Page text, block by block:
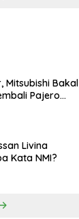
Mitsubishi Bakal
Pajero
Livina
Kata NMI?